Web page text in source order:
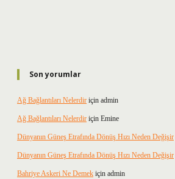
Son yorumlar
Ağ Bağlantıları Nelerdir için admin
Ağ Bağlantıları Nelerdir için Emine
Dünyanın Güneş Etrafında Dönüş Hızı Neden Değişir
Dünyanın Güneş Etrafında Dönüş Hızı Neden Değişir
Bahriye Askeri Ne Demek için admin